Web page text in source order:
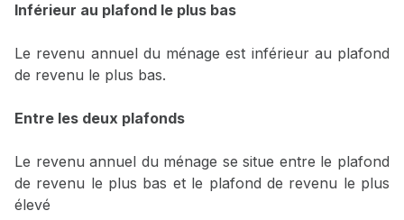
Inférieur au plafond le plus bas
Le revenu annuel du ménage est inférieur au plafond
de revenu le plus bas.
Entre les deux plafonds
Le revenu annuel du ménage se situe entre le plafond
de revenu le plus bas et le plafond de revenu le plus
élevé